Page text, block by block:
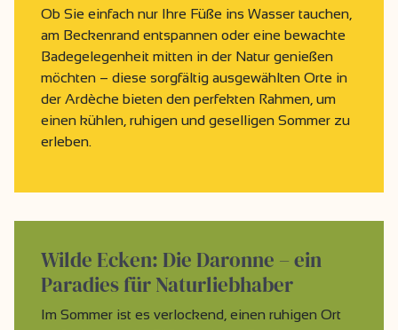
Ob Sie einfach nur Ihre Füße ins Wasser tauchen,
am Beckenrand entspannen oder eine bewachte
Badegelegenheit mitten in der Natur genießen
möchten – diese sorgfältig ausgewählten Orte in
der Ardèche bieten den perfekten Rahmen, um
einen kühlen, ruhigen und geselligen Sommer zu
erleben.
Wilde Ecken: Die Daronne – ein
Paradies für Naturliebhaber
Im Sommer ist es verlockend, einen ruhigen Ort